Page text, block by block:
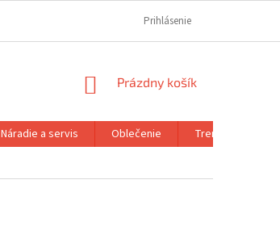
REKLAMAČNÝ FORMULÁR
Prihlásenie
NÁKUPNÝ
Prázdny košík
Náradie a servis Oblečenie
Trenažéry a